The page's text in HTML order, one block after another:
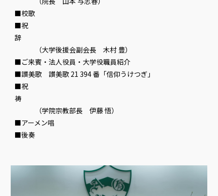
■校歌
■祝
辞
（大学後援会副会長 木村 豊）
■ご来賓・法人役員・大学役職員紹介
■讃美歌 讃美歌 21 394 番「信仰うけつぎ」
■祝
祷
（学院宗教部長 伊藤 悟）
■アーメン唱
■後奏